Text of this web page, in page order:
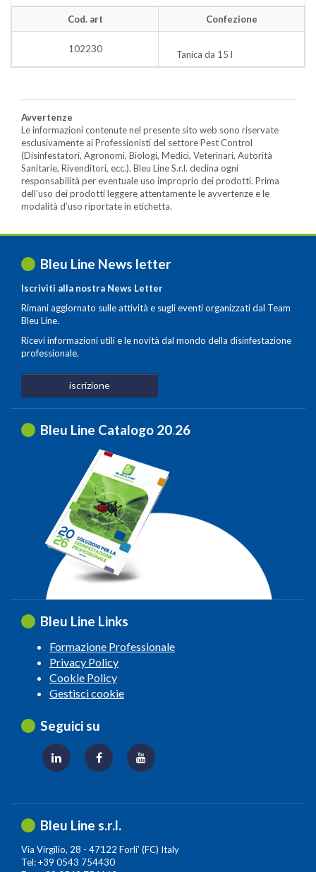
Cod. art Confezione
102230 Tanica da 15 l
Avvertenze
Le informazioni contenute nel presente sito web sono riservate
esclusivamente ai Professionisti del settore Pest Control
(Disinfestatori, Agronomi, Biologi, Medici, Veterinari, Autorità
Sanitarie, Rivenditori, ecc.). Bleu Line S.r.l. declina ogni
responsabilità per eventuale uso improprio dei prodotti. Prima
dell’uso dei prodotti leggere attentamente le avvertenze e le
modalità d’uso riportate in etichetta.
Bleu Line News letter
Iscriviti alla nostra News Letter
Rimani aggiornato sulle attività e sugli eventi organizzati dal Team
Bleu Line.
Ricevi informazioni utili e le novità dal mondo della disinfestazione
professionale.
iscrizione
Bleu Line Catalogo 20.26
Bleu Line Links
Formazione Professionale
Privacy Policy
Cookie Policy
Gestisci cookie
Seguici su
Bleu Line s.r.l.
Via Virgilio, 28 - 47122 Forli’ (FC) Italy
Tel: +39 0543 754430